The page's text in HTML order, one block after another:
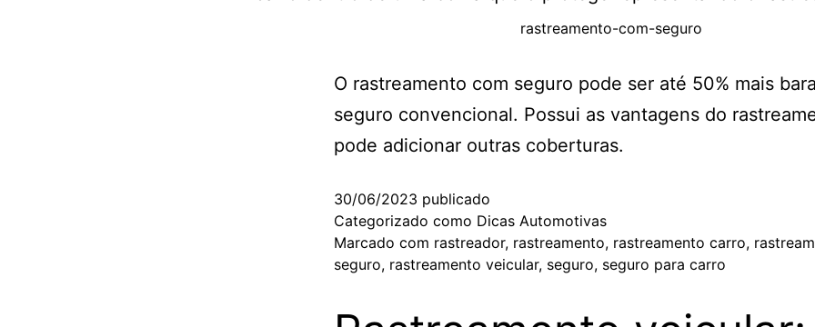
rastreamento-com-seguro
O rastreamento com seguro pode ser até 50% mais
seguro convencional. Possui as vantagens do
pode adicionar outras coberturas.
30/06/2023 publicado
Categorizado como Dicas Automotivas
Marcado com rastreador, rastreamento, rastreamento carro,
seguro, rastreamento veicular, seguro, seguro para carro